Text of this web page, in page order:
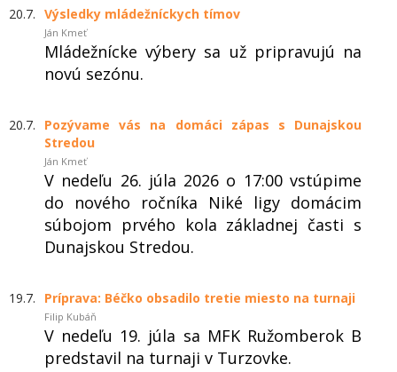
20.7. Výsledky mládežníckych tímov
Ján Kmeť
Mládežnícke výbery sa už pripravujú na
novú sezónu.
20.7.
Pozývame vás na domáci zápas s Dunajskou
Stredou
Ján Kmeť
V nedeľu 26. júla 2026 o 17:00 vstúpime
do nového ročníka Niké ligy domácim
súbojom prvého kola základnej časti s
Dunajskou Stredou.
19.7. Príprava: Béčko obsadilo tretie miesto na turnaji
Filip Kubáň
V nedeľu 19. júla sa MFK Ružomberok B
predstavil na turnaji v Turzovke.